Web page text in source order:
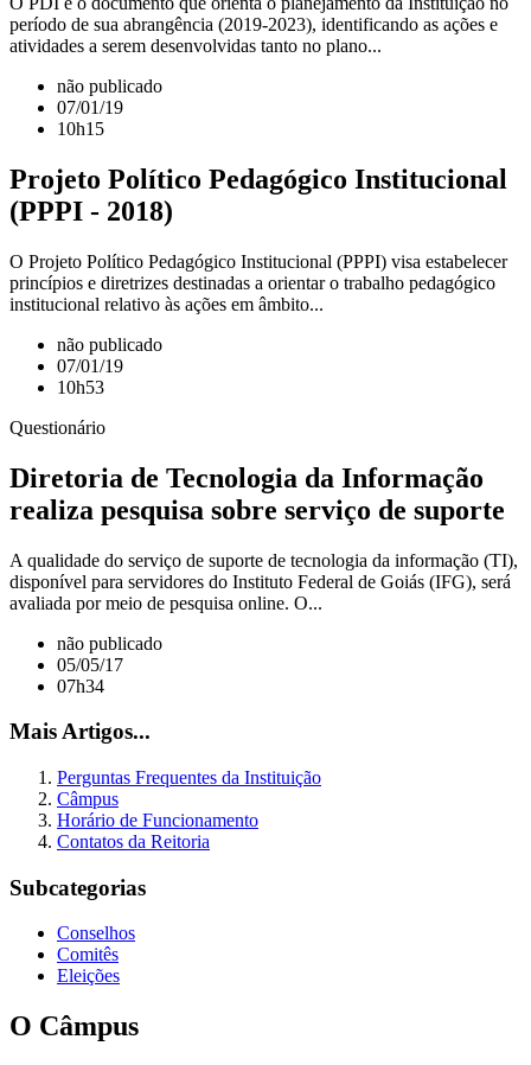
período de sua abrangência (2019-2023), identificando as ações e
atividades a serem desenvolvidas tanto no plano...
não publicado
07/01/19
10h15
Projeto Político Pedagógico Institucional
(PPPI - 2018)
O Projeto Político Pedagógico Institucional (PPPI) visa estabelecer
princípios e diretrizes destinadas a orientar o trabalho pedagógico
institucional relativo às ações em âmbito...
não publicado
07/01/19
10h53
Questionário
Diretoria de Tecnologia da Informação
realiza pesquisa sobre serviço de suporte
A qualidade do serviço de suporte de tecnologia da informação (TI),
disponível para servidores do Instituto Federal de Goiás (IFG), será
avaliada por meio de pesquisa online. O...
não publicado
05/05/17
07h34
Mais Artigos...
Perguntas Frequentes da Instituição
Câmpus
Horário de Funcionamento
Contatos da Reitoria
Subcategorias
Conselhos
Comitês
Eleições
O Câmpus